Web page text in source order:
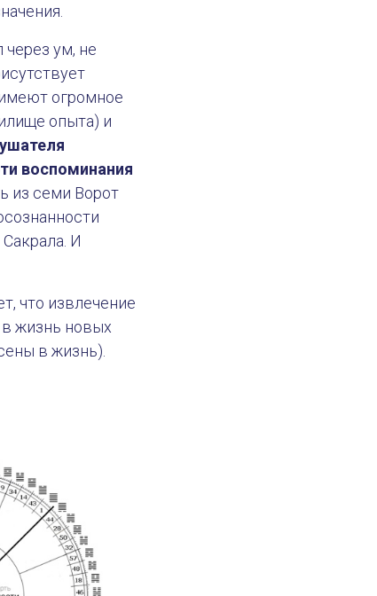
ум, не
огромное
опыта) и
воспоминания
из семи Ворот
И
что извлечение
жизнь новых
в жизнь).